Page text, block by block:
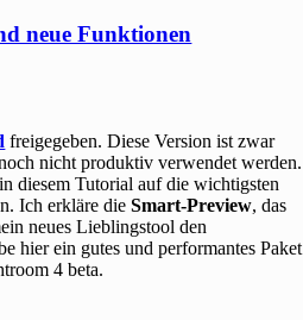
neue Funktionen
freigegeben. Diese Version ist zwar
nicht produktiv verwendet werden.
diesem Tutorial auf die wichtigsten
Ich erkläre dieSmart-Preview, das
neues Lieblingstool den
hier ein gutes und performantes Paket
4 beta.